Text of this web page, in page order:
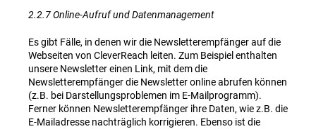
2.2.7 Online-Aufruf und Datenmanagement
Es gibt Fälle, in denen wir die Newsletterempfänger auf die
Webseiten von CleverReach leiten. Zum Beispiel enthalten
unsere Newsletter einen Link, mit dem die
Newsletterempfänger die Newsletter online abrufen können
(z.B. bei Darstellungsproblemen im E-Mailprogramm).
Ferner können Newsletterempfänger ihre Daten, wie z.B. die
E-Mailadresse nachträglich korrigieren. Ebenso ist die